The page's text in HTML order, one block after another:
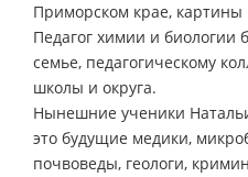
Приморском крае, картины
Педагог химии и биологии
семье, педагогическому
школы и округа.
Нынешние ученики
это будущие медики,
почвоведы, геологи,